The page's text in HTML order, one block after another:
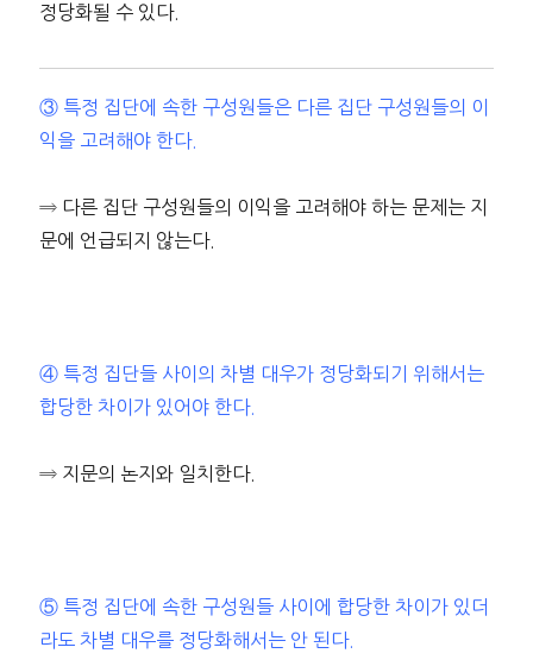
정당화될 수 있다.
③ 특정 집단에 속한 구성원들은 다른 집단 구성원들의 이
익을 고려해야 한다.
⇒ 다른 집단 구성원들의 이익을 고려해야 하는 문제는 지
문에 언급되지 않는다.
④ 특정 집단들 사이의 차별 대우가 정당화되기 위해서는
합당한 차이가 있어야 한다.
⇒ 지문의 논지와 일치한다.
⑤ 특정 집단에 속한 구성원들 사이에 합당한 차이가 있더
라도 차별 대우를 정당화해서는 안 된다.